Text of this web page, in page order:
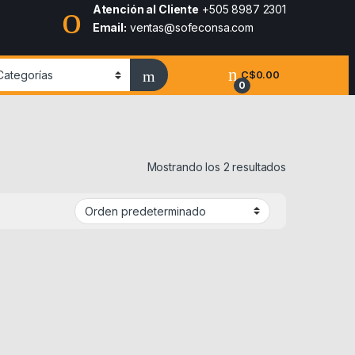
Atención al Cliente +505 8987 2301
Email: ventas@sofeconsa.com
0
C$0.00
Mostrando los 2 resultados